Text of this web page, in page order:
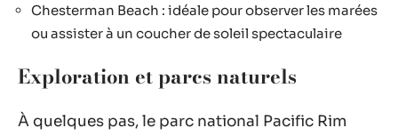
Chesterman Beach : idéale pour observer les marées
ou assister à un coucher de soleil spectaculaire
Exploration et parcs naturels
À quelques pas, le parc national Pacific Rim